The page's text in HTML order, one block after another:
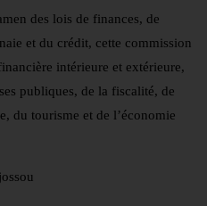
des lois de finances, de
et du crédit, cette commission
intérieure et extérieure,
publiques, de la fiscalité, de
du tourisme et de l’économie